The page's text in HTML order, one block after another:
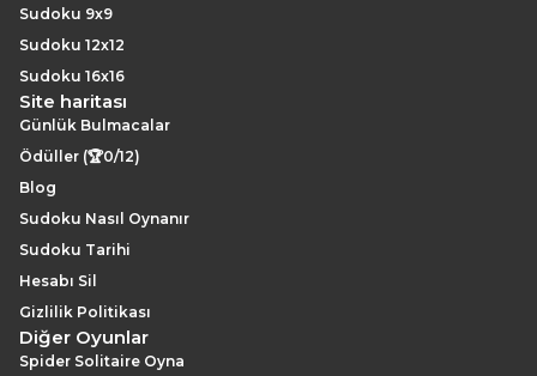
Sudoku 9x9
Sudoku 12x12
Sudoku 16x16
Site haritası
Günlük Bulmacalar
Ödüller (🏆0/12)
Blog
Sudoku Nasıl Oynanır
Sudoku Tarihi
Hesabı Sil
Gizlilik Politikası
Diğer Oyunlar
Spider Solitaire Oyna